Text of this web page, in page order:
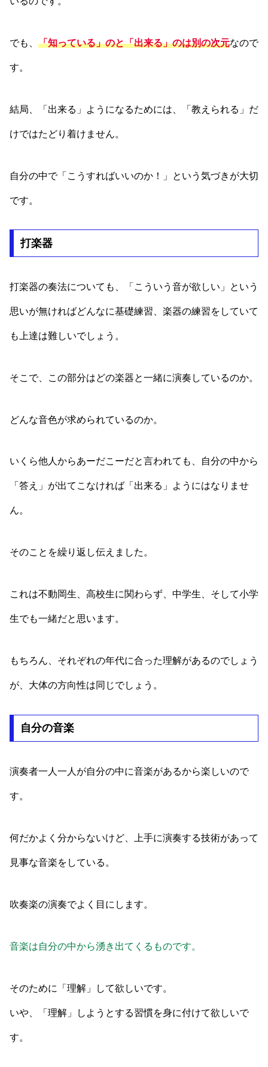
でも、 「知っている」のと「出来る」のは別の次元なので
す。
結局、「出来る」ようになるためには、「教えられる」だ
けではたどり着けません。
自分の中で「こうすればいいのか！」という気づきが大切
です。
打楽器
打楽器の奏法についても、「こういう音が欲しい」という
思いが無ければどんなに基礎練習、楽器の練習をしていて
も上達は難しいでしょう。
そこで、この部分はどの楽器と一緒に演奏しているのか。
どんな音色が求められているのか。
いくら他人からあーだこーだと言われても、自分の中から
「答え」が出てこなければ「出来る」ようにはなりませ
ん。
そのことを繰り返し伝えました。
これは不動岡生、高校生に関わらず、中学生、そして小学
生でも一緒だと思います。
もちろん、それぞれの年代に合った理解があるのでしょう
が、大体の方向性は同じでしょう。
自分の音楽
演奏者一人一人が自分の中に音楽があるから楽しいので
す。
何だかよく分からないけど、上手に演奏する技術があって
見事な音楽をしている。
吹奏楽の演奏でよく目にします。
音楽は自分の中から湧き出てくるものです。
そのために「理解」して欲しいです。
いや、「理解」しようとする習慣を身に付けて欲しいで
す。